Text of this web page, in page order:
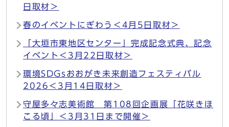
日取材＞
春のイベントにぎわう＜4月5日取材＞
「大垣市東地区センター」完成記念式典、記念
イベント＜3月22日取材＞
環境SDGsおおがき未来創造フェスティバル
2026＜3月14日取材＞
守屋多々志美術館 第108回企画展「花咲きほ
こる頃」＜3月31日まで開催＞